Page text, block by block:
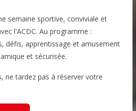
semaine sportive, conviviale et
l'ACDC. Au programme :
défis, apprentissage et amusement
et sécurisée.
ne tardez pas à réserver votre